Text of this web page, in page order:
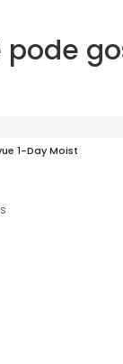
pode
1-Day Moist